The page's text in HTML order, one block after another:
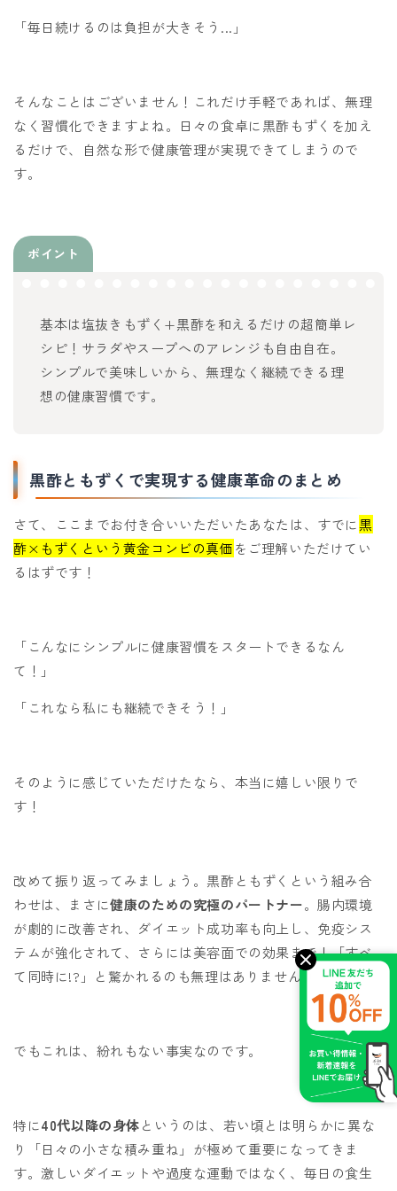
「毎日続けるのは負担が大きそう...」
そんなことはございません！これだけ手軽であれば、無理
なく習慣化できますよね。日々の食卓に黒酢もずくを加え
るだけで、自然な形で健康管理が実現できてしまうので
す。
ポイント
基本は塩抜きもずく+黒酢を和えるだけの超簡単レ
シピ！サラダやスープへのアレンジも自由自在。
シンプルで美味しいから、無理なく継続できる理
想の健康習慣です。
黒酢ともずくで実現する健康革命のまとめ
さて、ここまでお付き合いいただいたあなたは、すでに黒
酢×もずくという黄金コンビの真価をご理解いただけてい
るはずです！
「こんなにシンプルに健康習慣をスタートできるなん
て！」
「これなら私にも継続できそう！」
そのように感じていただけたなら、本当に嬉しい限りで
す！
改めて振り返ってみましょう。黒酢ともずくという組み合
わせは、まさに健康のための究極のパートナー。腸内環境
が劇的に改善され、ダイエット成功率も向上し、免疫シス
テムが強化されて、さらには美容面での効果まで！「すべ
て同時に!?」と驚かれるのも無理はありません♪
でもこれは、紛れもない事実なのです。
特に40代以降の身体というのは、若い頃とは明らかに異な
り「日々の小さな積み重ね」が極めて重要になってきま
す。激しいダイエットや過度な運動ではなく、毎日の食生